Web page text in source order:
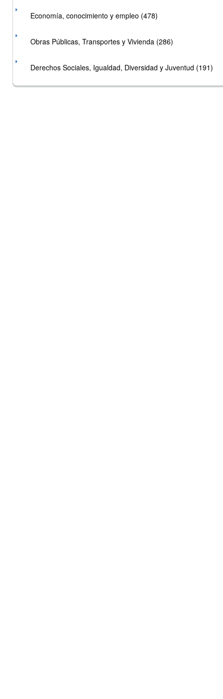
Economía, conocimiento y empleo (478)
Obras Públicas, Transportes y Vivienda (286)
Derechos Sociales, Igualdad, Diversidad y Juventud (191)